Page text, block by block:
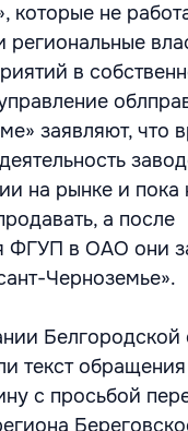
которые не
региональные
в
заявляют, что
на рынке и пока
а после
ФГУП в ОАО они
Черноземье».
текст
с просьбой